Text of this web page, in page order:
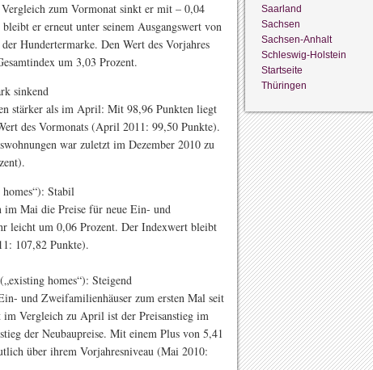
zum Vormonat sinkt er mit – 0,04
er erneut unter seinem Ausgangswert von
Hundertermarke. Den Wert des Vorjahres
um 3,03 Prozent.
sinkend
stärker als im April: Mit 98,96 Punkten liegt
des Vormonats (April 2011: 99,50 Punkte).
war zuletzt im Dezember 2010 zu
Stabil
im Mai die Preise für neue Ein- und
leicht um 0,06 Prozent. Der Indexwert bleibt
107,82 Punkte).
homes“): Steigend
und Zweifamilienhäuser zum ersten Mal seit
Vergleich zu April ist der Preisanstieg im
der Neubaupreise. Mit einem Plus von 5,41
über ihrem Vorjahresniveau (Mai 2010:
Saarland
Sachsen
Sachsen-Anhalt
Schleswig-Holstein
Startseite
Thüringen